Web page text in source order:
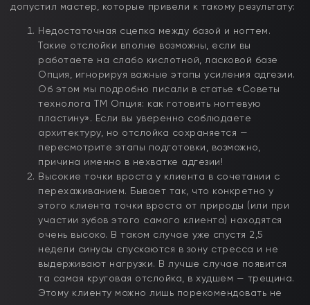
допустил мастер, которые привели к такому результату:
Недостаточная сцепка между базой и ногтем.
Такие отслойки вполне возможны, если вы
работаете на слабо кислотной, ласковой базе
Опция, игнорируя важные этапы усиления адгезии.
Об этом мы подробно писали в статье «Советы
технолога ТМ Опция: как готовить ногтевую
пластину». Если вы уверенно соблюдаете
архитектуру, но отслойка сохраняется —
пересмотрите этапы подготовки, возможно,
причина именно в нехватке адгезии!
Высокие точки вроста у клиента в сочетании с
перехаживанием. Бывает так, что конкретно у
этого клиента точки вроста от природы (или при
участии зубов этого самого клиента) находятся
очень высоко. В таком случае уже спустя 2,5
недели синусы спускаются в зону стресса и не
выдерживают нагрузки. В лучше случае появится
та самая круговая отслойка, в худшем — трещина.
Этому клиенту можно лишь порекомендовать не